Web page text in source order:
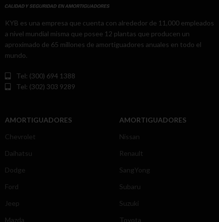
KYB es una empresa que cuenta con alrededor de 11,000 empleados
a nivel mundial misma que posee 12 plantas que producen un
aproximado de 65 millones de amortiguadores anuales en todo el
mundo.
Tel: (300) 694 1388
Tel: (302) 303 9289
AMORTIGUADORES
Chevrolet
Daihatsu
Dodge
Ford
Jeep
Mazda
AMORTIGUADORES
Nissan
Renault
SangYong
Subaru
Suzuki
Toyota